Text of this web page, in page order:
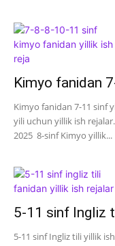
Kimyo fanidan
Kimyo fanidan 7-11 sinf
yili uchun yillik ish
2025 8-sinf Kimyo yillik...
5-11 sinf Ingliz
5-11 sinf Ingliz tili yillik